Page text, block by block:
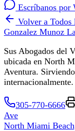
Escríbanos por
Volver a
Gonzalez Munoz
Sus Abogados del
ubicada en North
Aventura.
internacionalmente.
305-770-6666
Ave
North Miami